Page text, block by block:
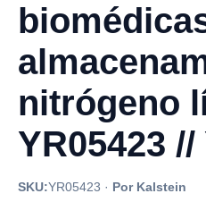
nitrógeno
YR05423 //
SKU:YR05423 · Por Kalstein